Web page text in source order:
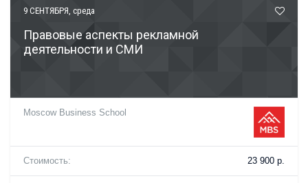
9 СЕНТЯБРЯ, среда
Правовые аспекты рекламной
деятельности и СМИ
Moscow Business School
Стоимость: 23 900 р.